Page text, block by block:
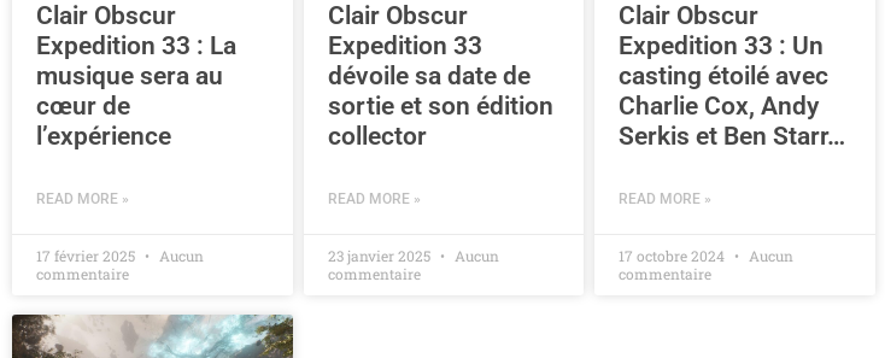
Clair Obscur
Expedition 33 : La
musique sera au
cœur de
l’expérience
READ MORE »
17 février 2025
Aucun
commentaire
Clair Obscur
Expedition 33
dévoile sa date de
sortie et son édition
collector
READ MORE »
23 janvier 2025
Aucun
commentaire
Clair Obscur
Expedition 33 : Un
casting étoilé avec
Charlie Cox, Andy
Serkis et Ben Starr…
READ MORE »
17 octobre 2024
Aucun
commentaire